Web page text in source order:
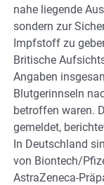
nahe liegende
sondern zur
Impfstoff zu
Britische
Angaben
Blutgerinnseln
betroffen waren.
gemeldet,
In Deutschland
von Biontech/
AstraZeneca-